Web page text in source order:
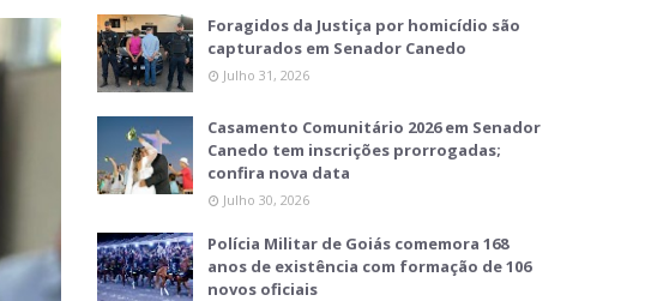
Foragidos da Justiça por homicídio são
capturados em Senador Canedo
Julho 31, 2026
Casamento Comunitário 2026 em Senador
Canedo tem inscrições prorrogadas;
confira nova data
Julho 30, 2026
Polícia Militar de Goiás comemora 168
anos de existência com formação de 106
novos oficiais